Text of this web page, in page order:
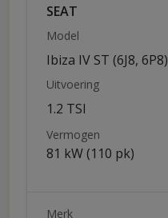
SEAT
Model
Ibiza IV ST (6J8, 6P8)
Uitvoering
1.2 TSI
Vermogen
81 kW (110 pk)
Merk